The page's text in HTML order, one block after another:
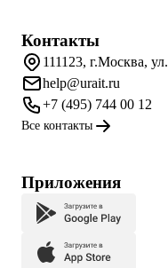
Контакты
111123, г.Москва,
help@urait.ru
+7 (495) 744 00 12
Все контакты
Приложения